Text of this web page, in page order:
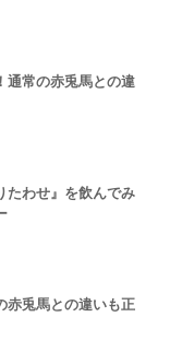
通常の赤兎馬との違
たわせ』を飲んでみ
赤兎馬との違いも正